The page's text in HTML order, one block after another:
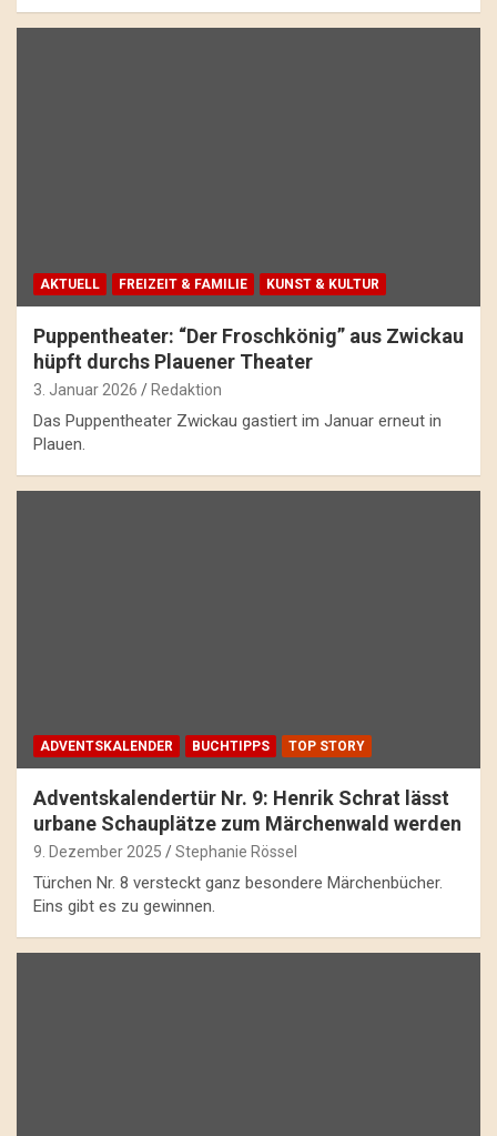
AKTUELL FREIZEIT & FAMILIE KUNST & KULTUR
Puppentheater: “Der Froschkönig” aus Zwickau
hüpft durchs Plauener Theater
3. Januar 2026 Redaktion
Das Puppentheater Zwickau gastiert im Januar erneut in
Plauen.
ADVENTSKALENDER BUCHTIPPS TOP STORY
Adventskalendertür Nr. 9: Henrik Schrat lässt
urbane Schauplätze zum Märchenwald werden
9. Dezember 2025 Stephanie Rössel
Türchen Nr. 8 versteckt ganz besondere Märchenbücher.
Eins gibt es zu gewinnen.